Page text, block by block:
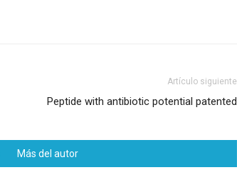
Artículo siguiente
Peptide with antibiotic potential patented
Más del autor